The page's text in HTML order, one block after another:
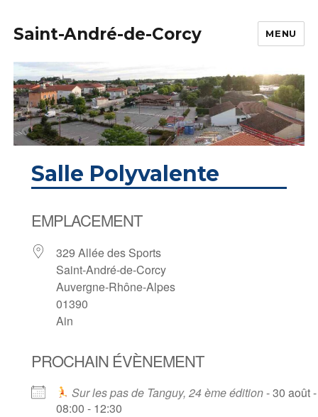
Saint-André-de-Corcy MENU
Salle Polyvalente
EMPLACEMENT
329 Allée des Sports
Saint-André-de-Corcy
Auvergne-Rhône-Alpes
01390
Ain
PROCHAIN ÉVÈNEMENT
Sur les pas de Tanguy, 24 ème édition- 30 août -
08:00 - 12:30